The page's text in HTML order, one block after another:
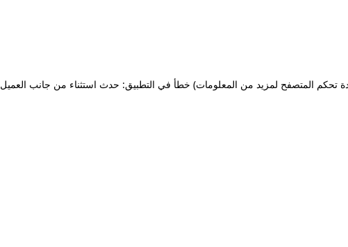
خطأ في التطبيق: حدث استثناء من جانب العميل تحكم المتصفح لمزيد من المعلومات)